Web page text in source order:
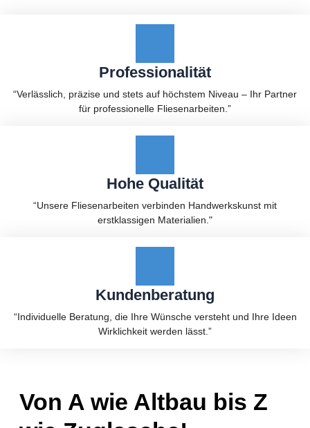
Professionalität
“Verlässlich, präzise und stets auf höchstem Niveau – Ihr Partner
für professionelle Fliesenarbeiten.”
Hohe Qualität
“Unsere Fliesenarbeiten verbinden Handwerkskunst mit
erstklassigen Materialien."
Kundenberatung
“Individuelle Beratung, die Ihre Wünsche versteht und Ihre Ideen
Wirklichkeit werden lässt.”
Von A wie Altbau bis Z